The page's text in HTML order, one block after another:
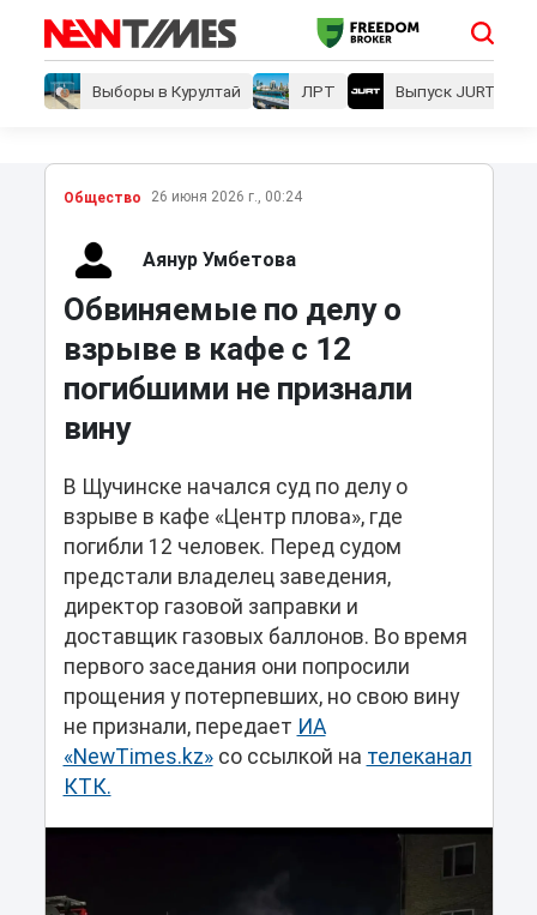
Выборы в Курултай ЛРТ Выпуск JURT
Общество 26 июня 2026 г., 00:24
Аянур Умбетова
Обвиняемые по делу о
взрыве в кафе с 12
погибшими не признали
вину
В Щучинске начался суд по делу о
взрыве в кафе «Центр плова», где
погибли 12 человек. Перед судом
предстали владелец заведения,
директор газовой заправки и
доставщик газовых баллонов. Во время
первого заседания они попросили
прощения у потерпевших, но свою вину
не признали, передает ИА
«NewTimes.kz»со ссылкой на телеканал
КТК.